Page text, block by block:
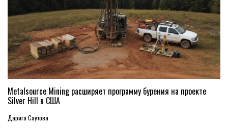
Metalsource Mining расширяет программу бурения на проекте
Silver Hill в США
Дарига Саутова